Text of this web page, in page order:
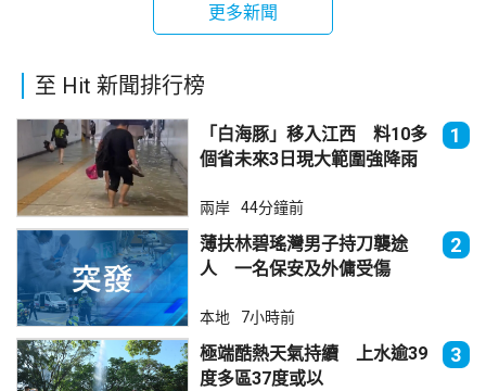
更多新聞
至 Hit 新聞排行榜
「白海豚」移入江西 料10多
個省未來3日現大範圍強降雨
1
兩岸 44分鐘前
薄扶林碧瑤灣男子持刀襲途
人 一名保安及外傭受傷
2
本地 7小時前
極端酷熱天氣持續 上水逾39
度多區37度或以
3